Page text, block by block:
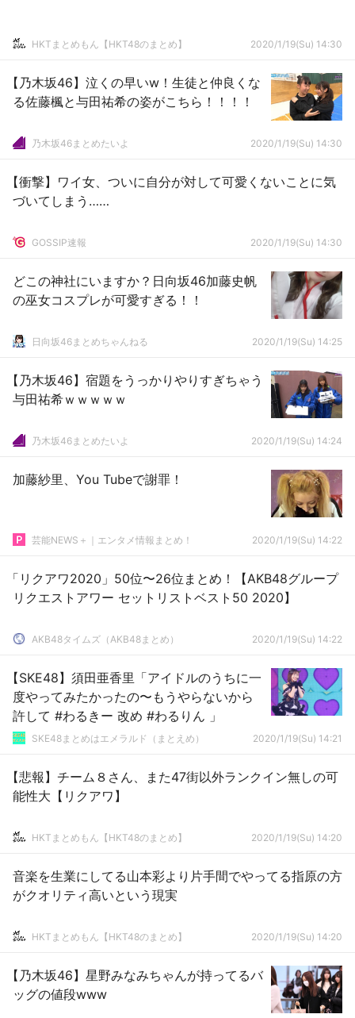
HKTまとめもん【HKT48のまとめ】 2020/1/19(Su) 14:30
【乃木坂46】泣くの早いw！生徒と仲良くな
る佐藤楓と与田祐希の姿がこちら！！！！
乃木坂46まとめたいよ 2020/1/19(Su) 14:30
【衝撃】ワイ女、ついに自分が対して可愛くないことに気
づいてしまう……
GOSSIP速報 2020/1/19(Su) 14:30
どこの神社にいますか？日向坂46加藤史帆
の巫女コスプレが可愛すぎる！！
日向坂46まとめちゃんねる 2020/1/19(Su) 14:25
【乃木坂46】宿題をうっかりやりすぎちゃう
与田祐希ｗｗｗｗｗ
乃木坂46まとめたいよ 2020/1/19(Su) 14:24
加藤紗里、You Tubeで謝罪！
芸能NEWS＋｜エンタメ情報まとめ！ 2020/1/19(Su) 14:22
「リクアワ2020」50位〜26位まとめ！【AKB48グループ
リクエストアワー セットリストベスト50 2020】
AKB48タイムズ（AKB48まとめ） 2020/1/19(Su) 14:22
【SKE48】須田亜香里「アイドルのうちに一
度やってみたかったの〜もうやらないから
許して #わるきー 改め #わるりん 」
SKE48まとめはエメラルド（まとえめ） 2020/1/19(Su) 14:21
【悲報】チーム８さん、また47街以外ランクイン無しの可
能性大【リクアワ】
HKTまとめもん【HKT48のまとめ】 2020/1/19(Su) 14:20
音楽を生業にしてる山本彩より片手間でやってる指原の方
がクオリティ高いという現実
HKTまとめもん【HKT48のまとめ】 2020/1/19(Su) 14:20
【乃木坂46】星野みなみちゃんが持ってるバ
ッグの値段www